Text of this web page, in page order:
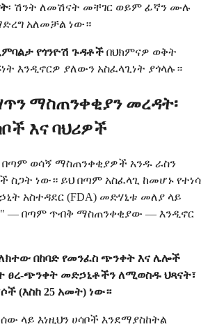
፡ ሽንት ለመሽናት መቸገር ወይም ፊኛን ሙሉ
አለመቻል ነው።
የጎንዮሽ ጉዳቶች በህክምናዎ ወቅት
እንዲኖርዎ ያለውን አስፈላጊነት ያጎላሉ።
ማስጠንቀቂያን መረዳት፡
እና ባህሪዎች
በጣም ወሳኝ ማስጠንቀቂያዎች አንዱ ራስን
ስጋት ነው። ይህ በጣም አስፈላጊ ከመሆኑ የተነሳ
አስተዳደር (FDA) መድሃኒቱ መለያ ላይ
— በጣም ጥብቅ ማስጠንቀቂያው — እንዲኖር
በከባድ የመንፈስ ጭንቀት እና ሌሎች
ፀረ-ጭንቀት መድኃኒቶችን ለሚወስዱ ህጻናት፣
(እስከ 25 አመት) ነው።
ላይ እነዚህን ሀሳቦች እንደማያስከትል